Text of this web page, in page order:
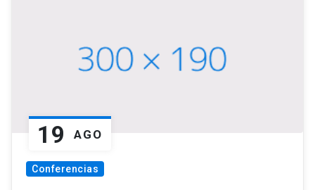
19 AGO
Conferencias